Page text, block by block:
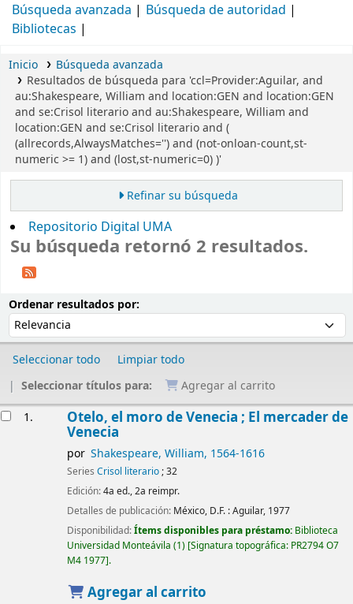
Búsqueda avanzada
Búsqueda de autoridad
Bibliotecas
Inicio
Búsqueda avanzada
Resultados de búsqueda para 'ccl=Provider:Aguilar, and
au:Shakespeare, William and location:GEN and location:GEN
and se:Crisol literario and au:Shakespeare, William and
location:GEN and se:Crisol literario and (
(allrecords,AlwaysMatches='') and (not-onloan-count,st-
numeric >= 1) and (lost,st-numeric=0) )'
Refinar su búsqueda
Repositorio Digital UMA
Su búsqueda retornó 2 resultados.
Ordenar resultados por:
Seleccionar todo
Limpiar todo
Seleccionar títulos para:
Agregar al carrito
1. Otelo, el moro de Venecia ; El mercader de
Venecia
por Shakespeare, William, 1564-1616
Series Crisol literario; 32
Edición:4a ed., 2a reimpr.
Detalles de publicación: México, D.F. :Aguilar, 1977
Disponibilidad:Ítems disponibles para préstamo: Biblioteca
Universidad Monteávila (1) Signatura topográfica: PR2794 O7
M4 1977 .
Agregar al carrito